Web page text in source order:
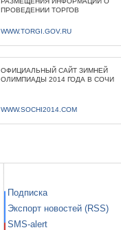
ПРОВЕДЕНИИ ТОРГОВ
WWW.TORGI.GOV.RU
ОФИЦИАЛЬНЫЙ САЙТ ЗИМНЕЙ
ОЛИМПИАДЫ 2014 ГОДА В СОЧИ
WWW.SOCHI2014.COM
Подписка
Экспорт новостей (RSS)
SMS-alert